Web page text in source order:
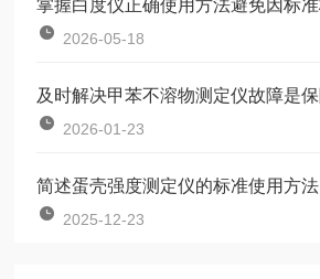
2026-05-18
2026-01-23
简述蛋壳强度测定仪的标准使用方法
2025-12-23